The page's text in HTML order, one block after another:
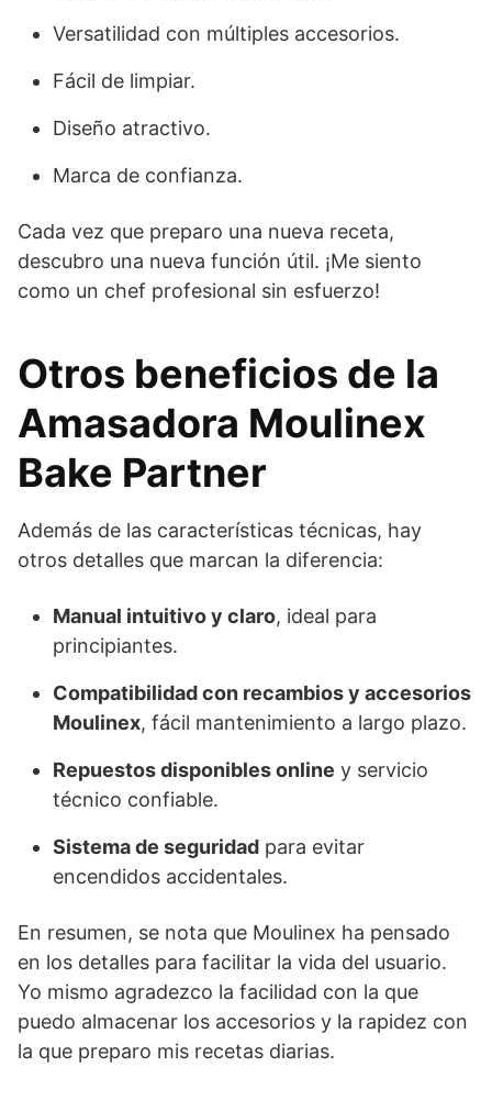
Versatilidad con múltiples accesorios.
Fácil de limpiar.
Diseño atractivo.
Marca de confianza.
Cada vez que preparo una nueva receta,
descubro una nueva función útil. ¡Me siento
como un chef profesional sin esfuerzo!
Otros beneficios de la
Amasadora Moulinex
Bake Partner
Además de las características técnicas, hay
otros detalles que marcan la diferencia:
Manual intuitivo y claro, ideal para
principiantes.
Compatibilidad con recambios y accesorios
Moulinex, fácil mantenimiento a largo plazo.
Repuestos disponibles online y servicio
técnico confiable.
Sistema de seguridad para evitar
encendidos accidentales.
En resumen, se nota que Moulinex ha pensado
en los detalles para facilitar la vida del usuario.
Yo mismo agradezco la facilidad con la que
puedo almacenar los accesorios y la rapidez con
la que preparo mis recetas diarias.